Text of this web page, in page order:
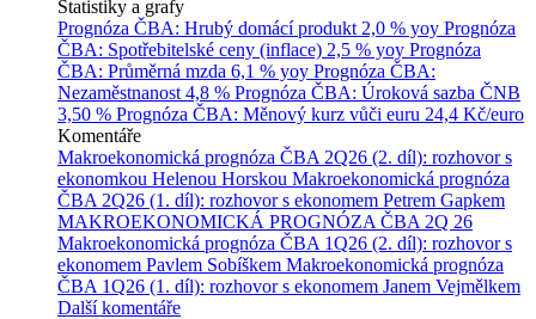
Statistiky a grafy
Prognóza ČBA: Hrubý domácí produkt 2,0 % yoy Prognóza
ČBA: Spotřebitelské ceny (inflace) 2,5 % yoy Prognóza
ČBA: Průměrná mzda 6,1 % yoy Prognóza ČBA:
Nezaměstnanost 4,8 % Prognóza ČBA: Úroková sazba ČNB
3,50 % Prognóza ČBA: Měnový kurz vůči euru 24,4 Kč/euro
Komentáře
Makroekonomická prognóza ČBA 2Q26 (2. díl): rozhovor s
ekonomkou Helenou Horskou Makroekonomická prognóza
ČBA 2Q26 (1. díl): rozhovor s ekonomem Petrem Gapkem
MAKROEKONOMICKÁ PROGNÓZA ČBA 2Q 26
Makroekonomická prognóza ČBA 1Q26 (2. díl): rozhovor s
ekonomem Pavlem Sobíškem Makroekonomická prognóza
ČBA 1Q26 (1. díl): rozhovor s ekonomem Janem Vejmělkem
Další komentáře